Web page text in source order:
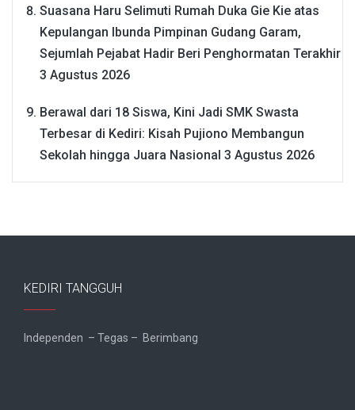
Suasana Haru Selimuti Rumah Duka Gie Kie atas
Kepulangan Ibunda Pimpinan Gudang Garam,
Sejumlah Pejabat Hadir Beri Penghormatan Terakhir
3 Agustus 2026
Berawal dari 18 Siswa, Kini Jadi SMK Swasta
Terbesar di Kediri: Kisah Pujiono Membangun
Sekolah hingga Juara Nasional 3 Agustus 2026
KEDIRI TANGGUH
Independen – Tegas – Berimbang